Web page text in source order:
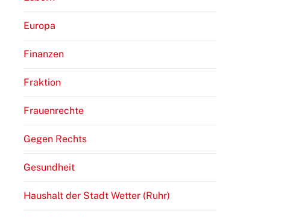
Europa
Finanzen
Fraktion
Frauenrechte
Gegen Rechts
Gesundheit
Haushalt der Stadt Wetter (Ruhr)